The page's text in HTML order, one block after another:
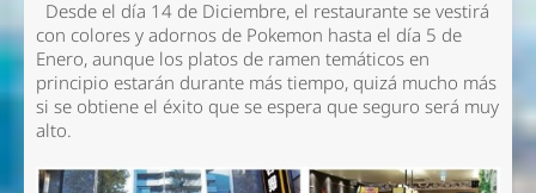
Desde el día 14 de Diciembre, el restaurante se vestirá
con colores y adornos de Pokemon hasta el día 5 de
Enero, aunque los platos de ramen temáticos en
principio estarán durante más tiempo, quizá mucho más
si se obtiene el éxito que se espera que seguro será muy
alto.